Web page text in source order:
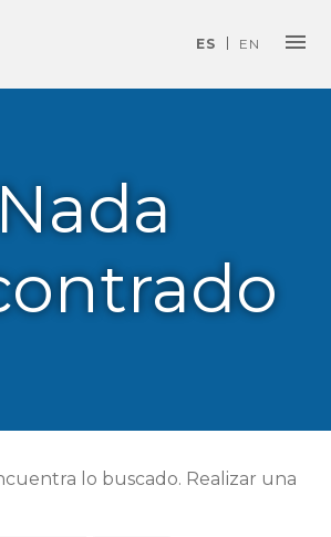
ES EN
Nada
lo buscado. Realizar una